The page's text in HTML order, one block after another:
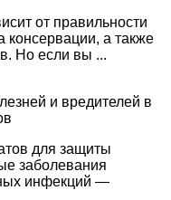
от правильности
консервации, а также
Но если вы ...
и вредителей в
для защиты
заболевания
инфекций —